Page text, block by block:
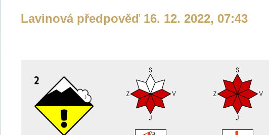
Lavinová předpověď 16. 12. 2022, 07:43